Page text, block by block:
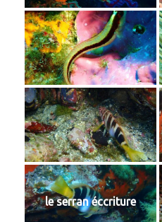
le serran éccriture